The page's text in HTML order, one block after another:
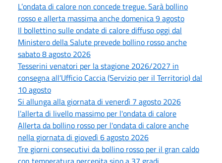
L’ondata di calore non concede tregue. Sarà bollino
rosso e allerta massima anche domenica 9 agosto
Il bollettino sulle ondate di calore diffuso oggi dal
Ministero della Salute prevede bollino rosso anche
sabato 8 agosto 2026
Tesserini venatori per la stagione 2026/2027 in
consegna all’Ufficio Caccia (Servizio per il Territorio) dal
10 agosto
Si allunga alla giornata di venerdì 7 agosto 2026
l’allerta di livello massimo per l'ondata di calore
Allerta da bollino rosso per l'ondata di calore anche
nella giornata di giovedì 6 agosto 2026
Tre giorni consecutivi da bollino rosso per il gran caldo